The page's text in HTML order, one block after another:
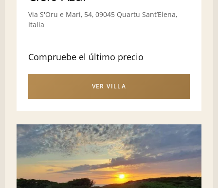
Via S'Oru e Mari, 54, 09045 Quartu SantʼElena,
Italia
Compruebe el último precio
VER VILLA